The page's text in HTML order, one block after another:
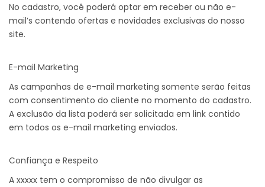
No cadastro, você poderá optar em receber ou não e-
mail’s contendo ofertas e novidades exclusivas do nosso
site.
E-mail Marketing
As campanhas de e-mail marketing somente serão feitas
com consentimento do cliente no momento do cadastro.
A exclusão da lista poderá ser solicitada em link contido
em todos os e-mail marketing enviados.
Confiança e Respeito
A xxxxx tem o compromisso de não divulgar as